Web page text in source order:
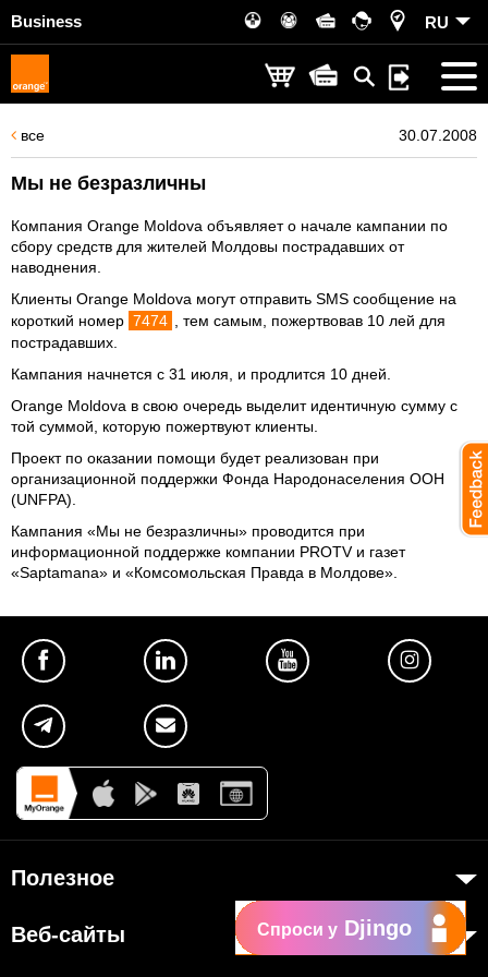
Business RU
все 30.07.2008
Мы не безразличны
Компания Orange Moldova объявляет о начале кампании по
сбору средств для жителей Молдовы пострадавших от
наводнения.
Клиенты Orange Moldova могут отправить SMS сообщение на
короткий номер 7474
, тем самым, пожертвовав 10 лей для
пострадавших.
Кампания начнется с 31 июля, и продлится 10 дней.
Orange Moldova в свою очередь выделит идентичную сумму с
той суммой, которую пожертвуют клиенты.
Проект по оказании помощи будет реализован при
организационной поддержки Фонда Народонаселения ООН
(UNFPA).
Кампания «Мы не безразличны» проводится при
информационной поддержке компании PROTV и газет
«Saptamana» и «Комсомольская Правда в Молдове».
Полезное
Веб-сайты Спроси у Djingo